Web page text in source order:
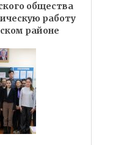
общества
работу
районе